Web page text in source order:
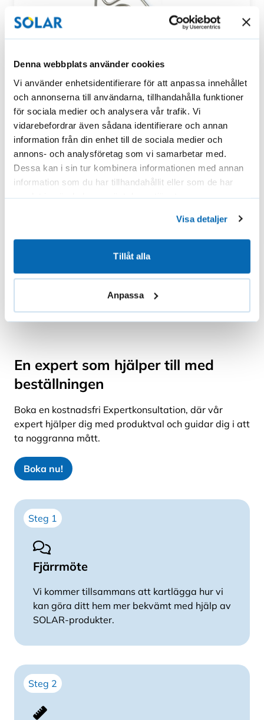
Denna webbplats använder cookies
Vi använder enhetsidentifierare för att anpassa innehållet
och annonserna till användarna, tillhandahålla funktioner
för sociala medier och analysera vår trafik. Vi
vidarebefordrar även sådana identifierare och annan
information från din enhet till de sociala medier och
annons- och analysföretag som vi samarbetar med.
Dessa kan i sin tur kombinera informationen med annan
information som du har tillhandahållit eller som de har
Visa detaljer
Tillåt alla
Anpassa
HP5-myggramens nedre fäste, modell 5/1
Fästen till HP5-myggram. Monteras på myggram nedre
kant. Kontrollera alltid…
En expert som hjälper till med
beställningen
Boka en kostnadsfri Expertkonsultation, där vår
expert hjälper dig med produktval och guidar dig i att
ta noggranna mått.
Boka nu!
Steg 1
Fjärrmöte
Vi kommer tillsammans att kartlägga hur vi
kan göra ditt hem mer bekvämt med hjälp av
SOLAR-produkter.
Steg 2